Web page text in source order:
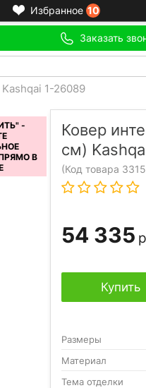
Избранное 10
Заказать
1-26089
Ковер
см)
(Код товара
54 335
Купить
Размеры
Материал
Тема отделки